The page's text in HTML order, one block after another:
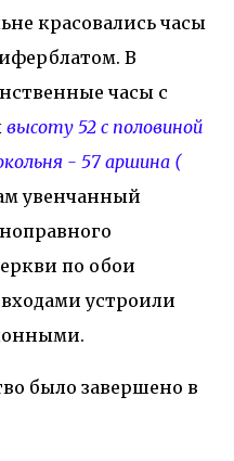
красовались часы
В
часы с
высоту 52 с половиной
- 57 аршина (
увенчанный
по обои
устроили
было завершено в